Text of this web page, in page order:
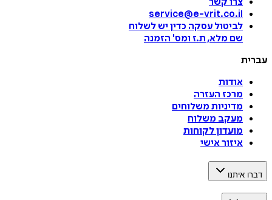
service@e-vrit.co.il
לביטול עסקה כדין יש לשלוח
שם מלא, ת.ז ומס' הזמנה
עברית
אודות
מרכז העזרה
מדיניות משלוחים
מעקב משלוח
מועדון לקוחות
איזור אישי
דברו איתנו